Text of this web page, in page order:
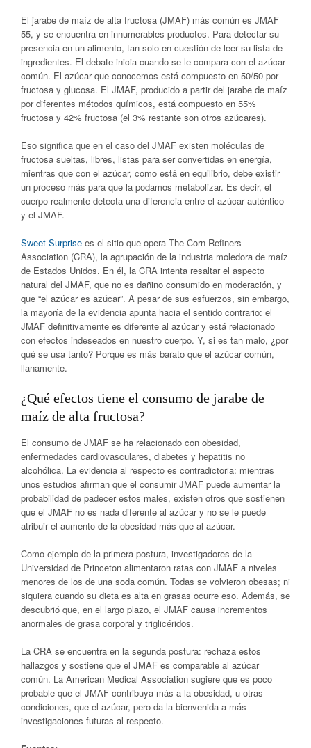
El jarabe de maíz de alta fructosa (JMAF) más común es JMAF
55, y se encuentra en innumerables productos. Para detectar su
presencia en un alimento, tan solo en cuestión de leer su lista de
ingredientes. El debate inicia cuando se le compara con el azúcar
común. El azúcar que conocemos está compuesto en 50/50 por
fructosa y glucosa. El JMAF, producido a partir del jarabe de maíz
por diferentes métodos químicos, está compuesto en 55%
fructosa y 42% fructosa (el 3% restante son otros azúcares).
Eso significa que en el caso del JMAF existen moléculas de
fructosa sueltas, libres, listas para ser convertidas en energía,
mientras que con el azúcar, como está en equilibrio, debe existir
un proceso más para que la podamos metabolizar. Es decir, el
cuerpo realmente detecta una diferencia entre el azúcar auténtico
y el JMAF.
Sweet Surprise es el sitio que opera The Corn Refiners
Association (CRA), la agrupación de la industria moledora de maíz
de Estados Unidos. En él, la CRA intenta resaltar el aspecto
natural del JMAF, que no es dañino consumido en moderación, y
que “el azúcar es azúcar”. A pesar de sus esfuerzos, sin embargo,
la mayoría de la evidencia apunta hacia el sentido contrario: el
JMAF definitivamente es diferente al azúcar y está relacionado
con efectos indeseados en nuestro cuerpo. Y, si es tan malo, ¿por
qué se usa tanto? Porque es más barato que el azúcar común,
llanamente.
¿Qué efectos tiene el consumo de jarabe de
maíz de alta fructosa?
El consumo de JMAF se ha relacionado con obesidad,
enfermedades cardiovasculares, diabetes y hepatitis no
alcohólica. La evidencia al respecto es contradictoria: mientras
unos estudios afirman que el consumir JMAF puede aumentar la
probabilidad de padecer estos males, existen otros que sostienen
que el JMAF no es nada diferente al azúcar y no se le puede
atribuir el aumento de la obesidad más que al azúcar.
Como ejemplo de la primera postura, investigadores de la
Universidad de Princeton alimentaron ratas con JMAF a niveles
menores de los de una soda común. Todas se volvieron obesas; ni
siquiera cuando su dieta es alta en grasas ocurre eso. Además, se
descubrió que, en el largo plazo, el JMAF causa incrementos
anormales de grasa corporal y triglicéridos.
La CRA se encuentra en la segunda postura: rechaza estos
hallazgos y sostiene que el JMAF es comparable al azúcar
común. La American Medical Association sugiere que es poco
probable que el JMAF contribuya más a la obesidad, u otras
condiciones, que el azúcar, pero da la bienvenida a más
investigaciones futuras al respecto.